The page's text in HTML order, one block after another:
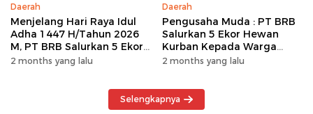
Daerah
Menjelang Hari Raya Idul
Adha 1447 H/Tahun 2026
M, PT BRB Salurkan 5 Ekor
Hewan Kurban Kepada
2 months yang lalu
Daerah
Pengusaha Muda : PT BRB
Salurkan 5 Ekor Hewan
Kurban Kepada Warga
Khususnya Wilayah
2 months yang lalu
Selengkapnya